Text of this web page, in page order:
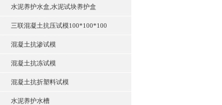
水泥养护水盒,水泥试块养护盒
三联混凝土抗压试模100*100*100
混凝土抗渗试模
混凝土抗冻试模
混凝土抗折塑料试模
水泥养护水槽